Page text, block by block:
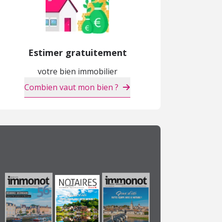
Estimer gratuitement
votre bien immobilier
Combien vaut mon bien ?